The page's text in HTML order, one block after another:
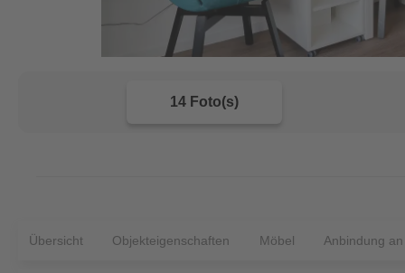
14 Foto(s)
Übersicht Objekteigenschaften Möbel Anbindung